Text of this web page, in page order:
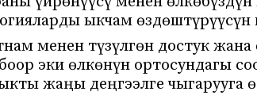
ыкчам өздөштүрүүсүн
менен түзүлгөн достук
эки өлкөнүн ортосундагы
жаңы деңгээлге чыгарууга